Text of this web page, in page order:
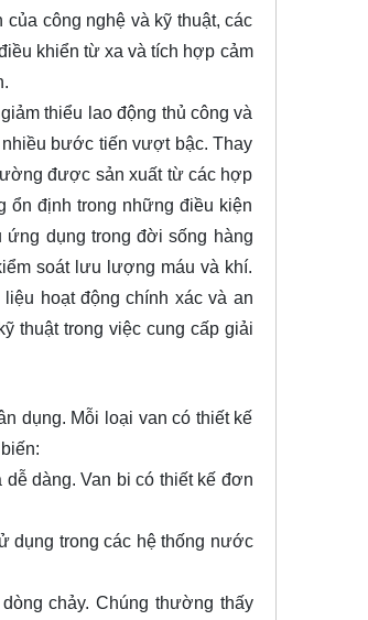
công nghệ và kỹ thuật, các
khiển từ xa và tích hợp cảm
thiểu lao động thủ công và
bước tiến vượt bậc. Thay
được sản xuất từ các hợp
ổn định trong những điều kiện
ứng dụng trong đời sống hàng
soát lưu lượng máu và khí.
hoạt động chính xác và an
thuật trong việc cung cấp giải
dụng. Mỗi loại van có thiết kế
dàng. Van bi có thiết kế đơn
dụng trong các hệ thống nước
chảy. Chúng thường thấy